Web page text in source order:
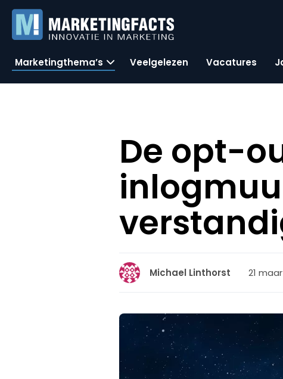
Marketingthema’s Veelgelezen Vacatures
De opt-
Michael Linthorst 21